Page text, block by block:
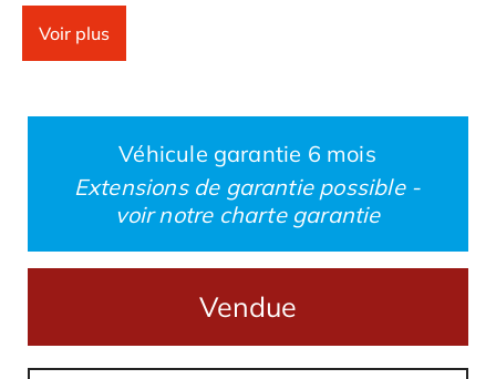
446
Système d'Alarme Porsche
Volumétrique
Climatisation Automatique
Voir plus
Véhicule garantie 6 mois
Extensions de garantie possible -
voir notre charte garantie
Vendue